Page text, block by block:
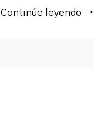
Continúe leyendo →